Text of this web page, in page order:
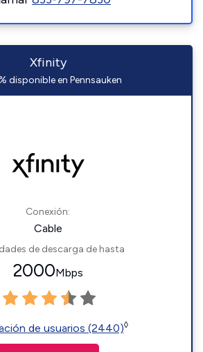
Xfinity
disponible en Pennsauken
Conexión:
Cable
de descarga de hasta
2000Mbps
de usuarios (2440)◊